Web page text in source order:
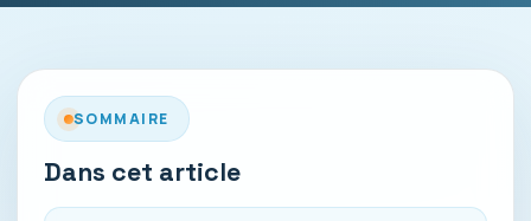
SOMMAIRE
Dans cet article